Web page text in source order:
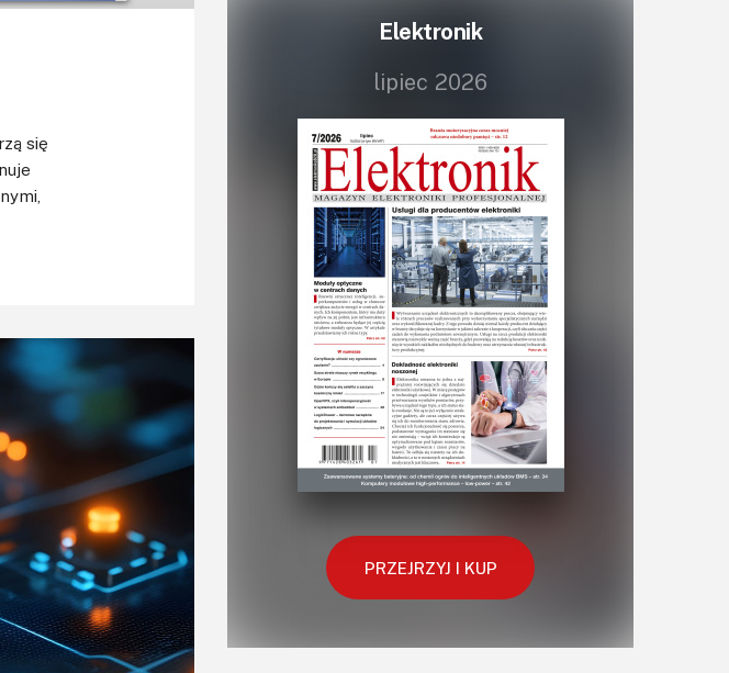
się
Transformatory
Wyświetlacze
Wzmacniacze
Zasilanie
Elektronik
lipiec 2026
PRZEJRZYJ I KUP